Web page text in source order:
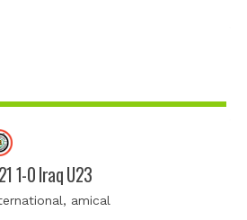
1-0 Iraq U23
, amical